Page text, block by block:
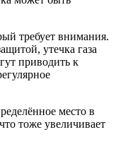
требует внимания.
утечка газа
приводить к
место в
тоже увеличивает